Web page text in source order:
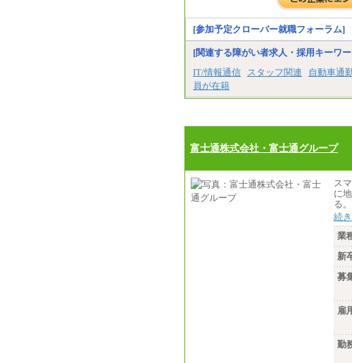
[参加予定クローバー就職フォーラム]
[関連する障がい者求人・採用キーワ
IT/情報通信
スタッフ関連 自動車通
員が在籍
富士通株式会社・富士通グループ
ス
に
る
続
業
新
募
雇
勤